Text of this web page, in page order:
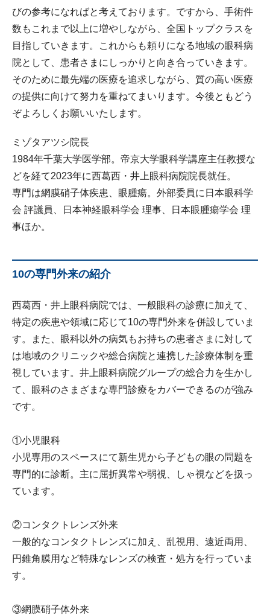
びの参考になればと考えております。ですから、手術件
数もこれまで以上に増やしながら、全国トップクラスを
目指していきます。これからも頼りになる地域の眼科病
院として、患者さまにしっかりと向き合っていきます。
そのために最先端の医療を追求しながら、質の高い医療
の提供に向けて努力を重ねてまいります。今後ともどう
ぞよろしくお願いいたします。
ミゾタアツシ院長
1984年千葉大学医学部。帝京大学眼科学講座主任教授な
どを経て2023年に西葛西・井上眼科病院院長就任。
専門は網膜硝子体疾患、眼腫瘍。外部委員に日本眼科学
会 評議員、日本神経眼科学会 理事、日本眼腫瘍学会 理
事ほか。
10の専門外来の紹介
西葛西・井上眼科病院では、一般眼科の診療に加えて、
特定の疾患や領域に応じて10の専門外来を併設していま
す。また、眼科以外の病気もお持ちの患者さまに対して
は地域のクリニックや総合病院と連携した診療体制を重
視しています。井上眼科病院グループの総合力を生かし
て、眼科のさまざまな専門診療をカバーできるのが強み
です。
①小児眼科
小児専用のスペースにて新生児から子どもの眼の問題を
専門的に診断。主に屈折異常や弱視、しゃ視などを扱っ
ています。
②コンタクトレンズ外来
一般的なコンタクトレンズに加え、乱視用、遠近両用、
円錐角膜用など特殊なレンズの検査・処方を行っていま
す。
③網膜硝子体外来